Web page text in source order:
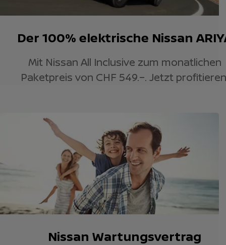
Der 100% elektrische Nissan
Mit Nissan All Inclusive zum monatlichen
Paketpreis von CHF 549.–. Jetzt
Nissan Wartungsvertrag